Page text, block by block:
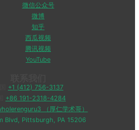
微信公众号
微博
知乎
西瓜视频
腾讯视频
YouTube
+1 (412) 756-3137
+86 191-2318-4284
（厚仁学术哥）
Blvd, Pittsburgh, PA 15206